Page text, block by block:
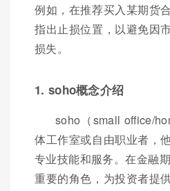
例如，在推荐买入某期货
指出止损位置，以避免因
损失。
1. soho概念介绍
soho（small office/
体工作室或自由职业者，
专业技能和服务。在金融
重要的角色，为投资者提